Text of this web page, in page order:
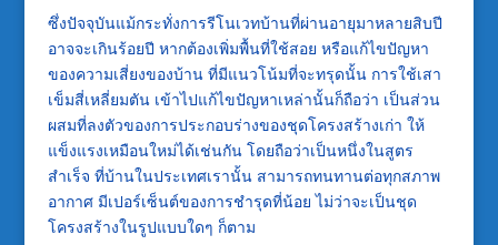
ซึ่งปัจจุบันแม้กระทั่งการรีโนเวทบ้านที่ผ่านอายุมาหลายสิบปี
อาจจะเกินร้อยปี หากต้องเพิ่มพื้นที่ใช้สอย หรือแก้ไขปัญหา
ของความเสี่ยงของบ้าน ที่มีแนวโน้มที่จะทรุดนั้น การใช้เสา
เข็มสี่เหลี่ยมตัน เข้าไปแก้ไขปัญหาเหล่านั้นก็ถือว่า เป็นส่วน
ผสมที่ลงตัวของการประกอบร่างของชุดโครงสร้างเก่า ให้
แข็งแรงเหมือนใหม่ได้เช่นกัน โดยถือว่าเป็นหนึ่งในสูตร
สำเร็จ ที่บ้านในประเทศเรานั้น สามารถทนทานต่อทุกสภาพ
อากาศ มีเปอร์เซ็นต์ของการชำรุดที่น้อย ไม่ว่าจะเป็นชุด
โครงสร้างในรูปแบบใดๆ ก็ตาม